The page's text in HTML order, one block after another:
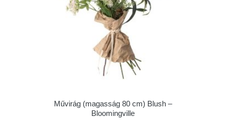
Művirág (magasság 80 cm) Blush –
Bloomingville